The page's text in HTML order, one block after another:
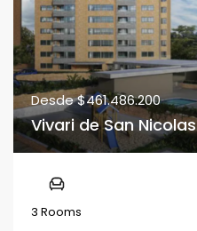
Desde$461.486.200
Vivari de San Nicolas
3 Rooms